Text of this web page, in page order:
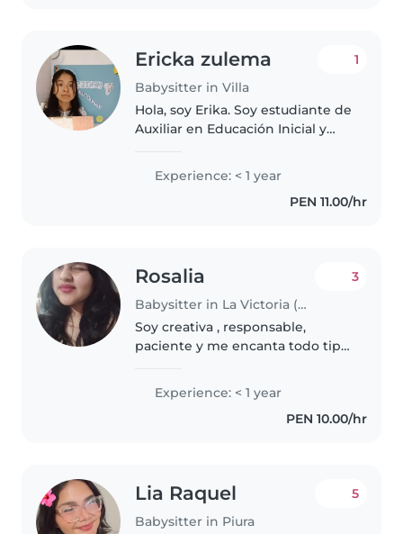
Ericka zulema
Babysitter in Villa
1
Hola, soy Erika. Soy estudiante de
Auxiliar en Educación Inicial y
Estimulación Temprana. Mi
servicio de los domingos incluye
una sesión de estimulación de..
Experience: < 1 year
PEN 11.00/hr
Rosalia
Babysitter in La Victoria (Provincia de Chiclayo)
3
Soy creativa , responsable,
paciente y me encanta todo tipo
juegos. ¡Me encantaría cuidar de
tus pequeños!
Experience: < 1 year
PEN 10.00/hr
Lia Raquel
Babysitter in Piura
5